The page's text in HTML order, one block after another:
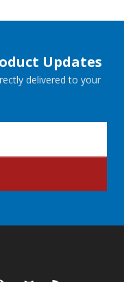
Updates
delivered to your